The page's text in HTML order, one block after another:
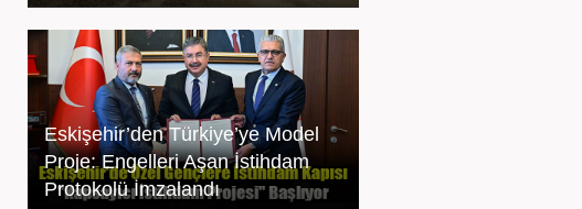
Eskişehir’den Türkiye’ye Model
Proje: Engelleri Aşan İstihdam
Protokolü İmzalandı